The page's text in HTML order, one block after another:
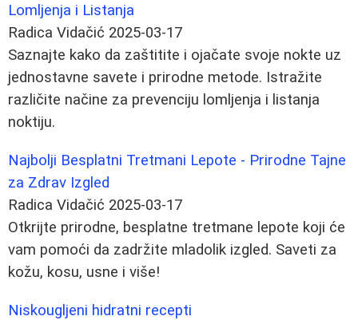
Lomljenja i Listanja
Radica Vidačić 2025-03-17
Saznajte kako da zaštitite i ojačate svoje nokte uz
jednostavne savete i prirodne metode. Istražite
različite načine za prevenciju lomljenja i listanja
noktiju.
Najbolji Besplatni Tretmani Lepote - Prirodne Tajne
za Zdrav Izgled
Radica Vidačić 2025-03-17
Otkrijte prirodne, besplatne tretmane lepote koji će
vam pomoći da zadržite mladolik izgled. Saveti za
kožu, kosu, usne i više!
Niskougljeni hidratni recepti